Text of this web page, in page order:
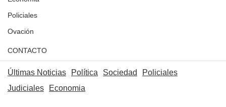
Policiales
Ovación
CONTACTO
Últimas Noticias Política Sociedad
Policiales
Judiciales
Economia